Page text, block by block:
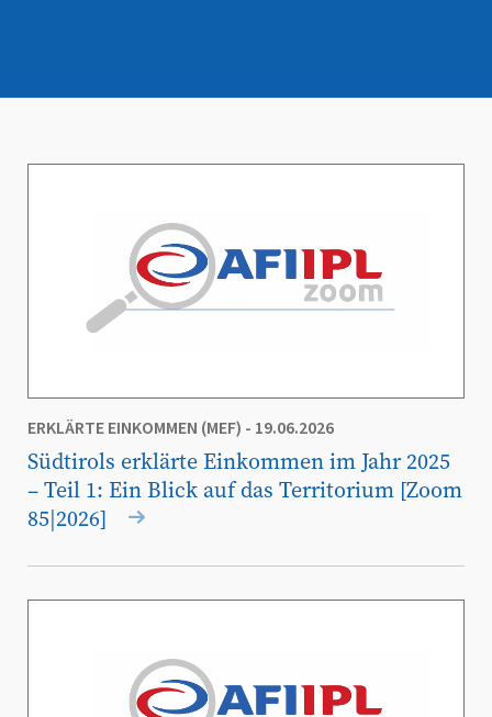
ERKLÄRTE EINKOMMEN (MEF) - 19.06.2026
Südtirols erklärte Einkommen im Jahr 2025
– Teil 1: Ein Blick auf das Territorium [Zoom
85|2026]